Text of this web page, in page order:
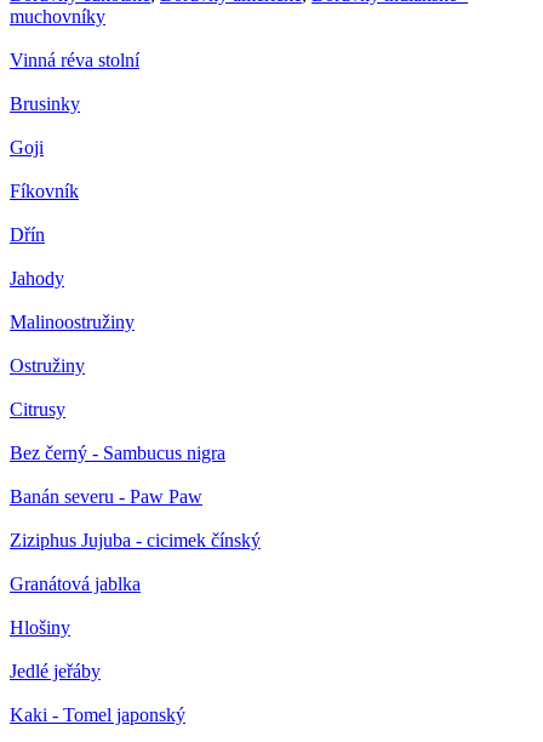
muchovníky
Vinná réva stolní
Brusinky
Goji
Fíkovník
Dřín
Jahody
Malinoostružiny
Ostružiny
Citrusy
Bez černý - Sambucus nigra
Banán severu - Paw Paw
Ziziphus Jujuba - cicimek čínský
Granátová jablka
Hlošiny
Jedlé jeřáby
Kaki - Tomel japonský